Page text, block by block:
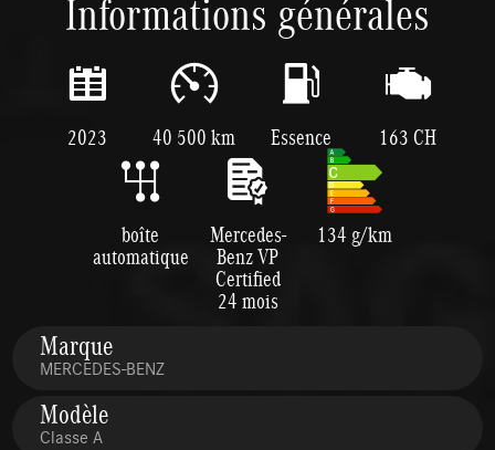
Informations générales
2023 40 500 km Essence 163 CH
boîte
automatique
Mercedes-
Benz VP
Certified
24 mois
134 g/km
Marque
MERCEDES-BENZ
Modèle
Classe A